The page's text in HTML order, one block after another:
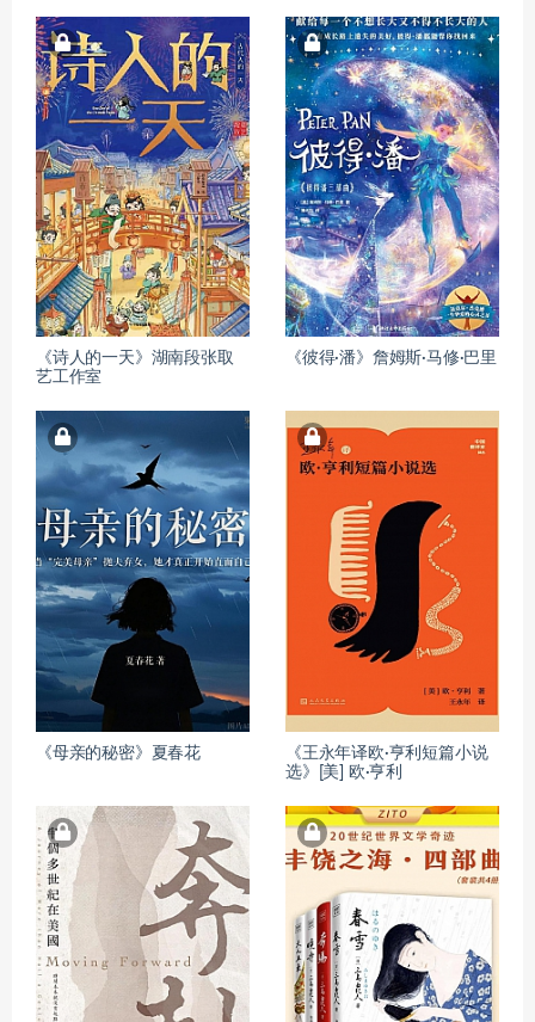
《诗人的一天》湖南段张取
艺工作室
《彼得·潘》詹姆斯·马修·巴里
《母亲的秘密》夏春花
《王永年译欧·亨利短篇小说
选》[美] 欧·亨利